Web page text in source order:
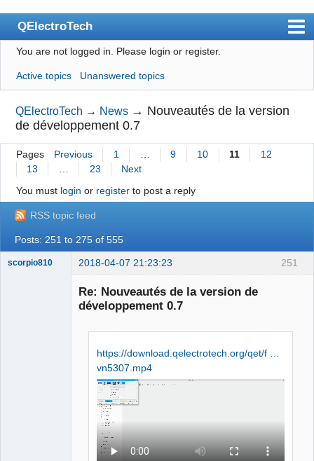
QElectroTech
Index
User list
Search
Register
Login
Wiki
BugTracker
Videos
Manual 0.8_cs
Google_Search
You are not logged in. Please login or register.
Active topics Unanswered topics
QElectroTech → News → Nouveautés de la version
de développement 0.7
Pages Previous 1 9 10 11
12
13
23
Next
You must login or registerto post a reply
RSS topic feed
Posts: 251 to 275 of 555
251
scorpio810 2018-04-07 21:23:23
Re: Nouveautés de la version de
développement 0.7
https://download.qelectrotech.org/qet/f …
vn5307.mp4